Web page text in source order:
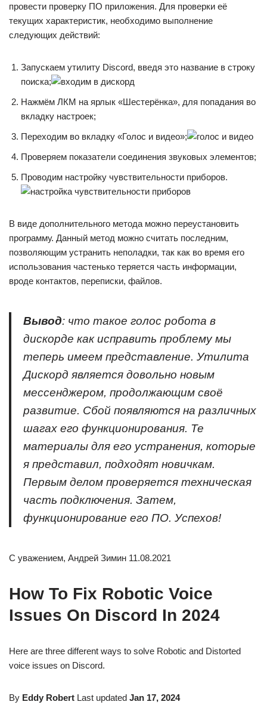
провести проверку ПО приложения. Для проверки её
текущих характеристик, необходимо выполнение
следующих действий:
Запускаем утилиту Discord, введя это название в строку
поиска;
Нажмём ЛКМ на ярлык «Шестерёнка», для попадания во
вкладку настроек;
Переходим во вкладку «Голос и видео»;
Проверяем показатели соединения звуковых элементов;
Проводим настройку чувствительности приборов.
В виде дополнительного метода можно переустановить
программу. Данный метод можно считать последним,
позволяющим устранить неполадки, так как во время его
использования частенько теряется часть информации,
вроде контактов, переписки, файлов.
Вывод: что такое голос робота в
дискорде как исправить проблему мы
теперь имеем представление. Утилита
Дискорд является довольно новым
мессенджером, продолжающим своё
развитие. Сбой появляются на различных
шагах его функционирования. Те
материалы для его устранения, которые
я представил, подходят новичкам.
Первым делом проверяется техническая
часть подключения. Затем,
функционирование его ПО. Успехов!
С уважением, Андрей Зимин 11.08.2021
How To Fix Robotic Voice
Issues On Discord In 2024
Here are three different ways to solve Robotic and Distorted
voice issues on Discord.
By Eddy Robert Last updated Jan 17, 2024